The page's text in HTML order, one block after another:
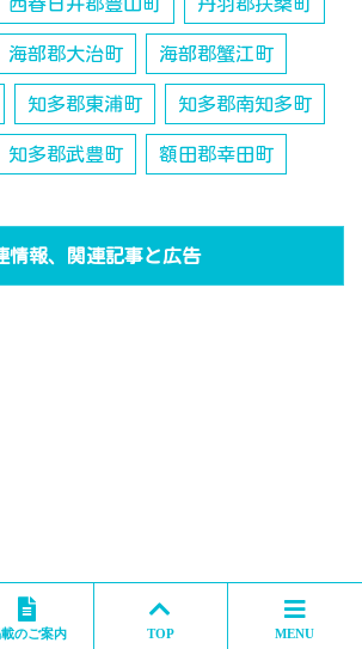
西春日井郡豊山町 丹羽郡扶桑町
海部郡大治町 海部郡蟹江町
知多郡東浦町 知多郡南知多町
知多郡武豊町 額田郡幸田町
情報、関連記事と広告
のご案内 TOP MENU